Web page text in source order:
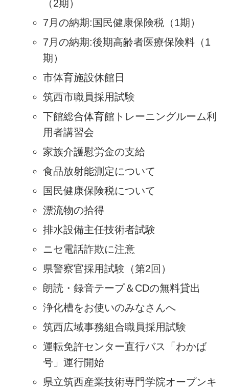
（2期）
7月の納期:国民健康保険税（1期）
7月の納期:後期高齢者医療保険料（1
期）
市体育施設休館日
筑西市職員採用試験
下館総合体育館トレーニングルーム利
用者講習会
家族介護慰労金の支給
食品放射能測定について
国民健康保険税について
漂流物の拾得
排水設備主任技術者試験
ニセ電話詐欺に注意
県警察官採用試験（第2回）
朗読・録音テープ＆CDの無料貸出
浄化槽をお使いのみなさんへ
筑西広域事務組合職員採用試験
運転免許センター直行バス「わかば
号」運行開始
県立筑西産業技術専門学院オープンキ